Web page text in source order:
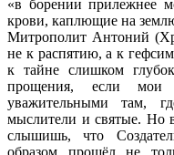
«в борении прилежнее
крови, каплющие на
Митрополит Антоний
не к распятию, а к
к тайне слишком
прощения, если мои
уважительными там,
мыслители и святые. Но
слышишь, что
образом прошёл не